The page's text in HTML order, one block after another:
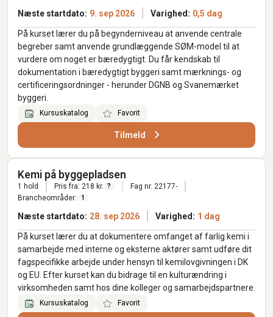
Næste startdato: 9. sep 2026 Varighed: 0,5 dag
På kurset lærer du på begynderniveau at anvende centrale
begreber samt anvende grundlæggende SØM-model til at
vurdere om noget er bæredygtigt. Du får kendskab til
dokumentation i bæredygtigt byggeri samt mærknings- og
certificeringsordninger - herunder DGNB og Svanemærket
byggeri.
Kursuskatalog Favorit
Tilmeld
Kemi på byggepladsen
1 hold Pris fra: 218 kr. ?
Fag nr. 22177-
Brancheområder:
1
Næste startdato: 28. sep 2026 Varighed: 1 dag
På kurset lærer du at dokumentere omfanget af farlig kemi i
samarbejde med interne og eksterne aktører samt udføre dit
fagspecifikke arbejde under hensyn til kemilovgivningen i DK
og EU. Efter kurset kan du bidrage til en kulturændring i
virksomheden samt hos dine kolleger og samarbejdspartnere.
Kursuskatalog Favorit